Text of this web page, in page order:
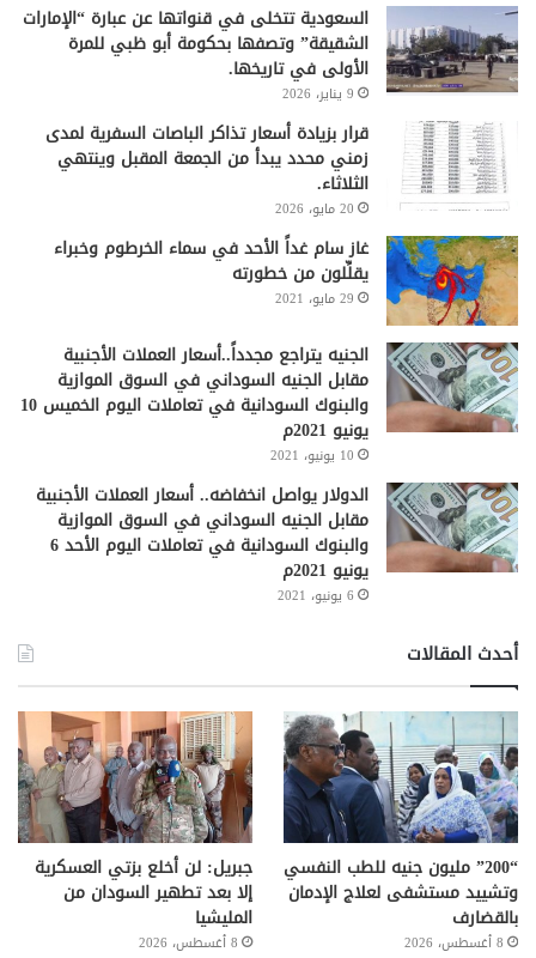
السعودية تتخلى في قنواتها عن عبارة “الإمارات
الشقيقة” وتصفها بحكومة أبو ظبي للمرة
الأولى في تاريخها.
9 يناير، 2026
قرار بزيادة أسعار تذاكر الباصات السفرية لمدى
زمني محدد يبدأ من الجمعة المقبل وينتهي
الثلاثاء.
20 مايو، 2026
غاز سام غداً الأحد في سماء الخرطوم وخبراء
يقلِّلون من خطورته
29 مايو، 2021
الجنيه يتراجع مجدداً..أسعار العملات الأجنبية
مقابل الجنيه السوداني في السوق الموازية
والبنوك السودانية في تعاملات اليوم الخميس 10
يونيو 2021م
10 يونيو، 2021
الدولار يواصل انخفاضه.. أسعار العملات الأجنبية
مقابل الجنيه السوداني في السوق الموازية
والبنوك السودانية في تعاملات اليوم الأحد 6
يونيو 2021م
6 يونيو، 2021
أحدث المقالات
“200” مليون جنيه للطب النفسي
وتشييد مستشفى لعلاج الإدمان
بالقضارف
8 أغسطس، 2026
جبريل: لن أخلع بزتي العسكرية
إلا بعد تطهير السودان من
المليشيا
8 أغسطس، 2026